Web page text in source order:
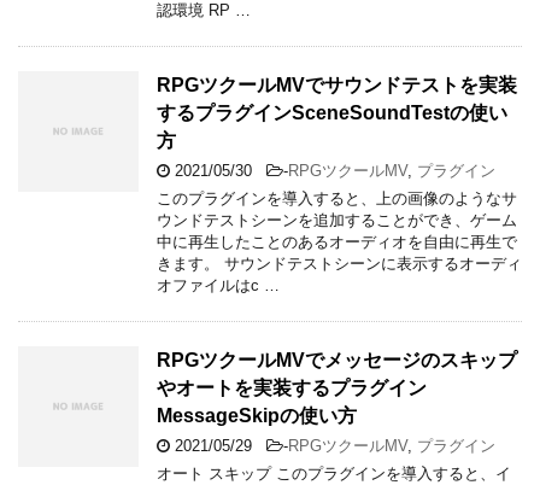
認環境 RP …
RPGツクールMVでサウンドテストを実装
するプラグインSceneSoundTestの使い
方
2021/05/30 -RPGツクールMV, プラグイン
このプラグインを導入すると、上の画像のようなサ
ウンドテストシーンを追加することができ、ゲーム
中に再生したことのあるオーディオを自由に再生で
きます。 サウンドテストシーンに表示するオーディ
オファイルはc …
RPGツクールMVでメッセージのスキップ
やオートを実装するプラグイン
MessageSkipの使い方
2021/05/29 -RPGツクールMV, プラグイン
オート スキップ このプラグインを導入すると、イ